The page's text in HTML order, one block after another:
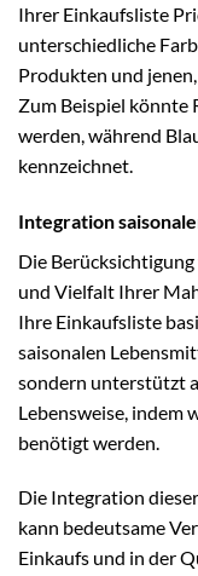
Ihrer Einkaufsliste
unterschiedliche
Produkten und
Zum Beispiel könnte
werden, während
kennzeichnet.
Integration
Die
und Vielfalt Ihrer
Ihre Einkaufsliste
saisonalen
sondern unterstützt
Lebensweise, indem
benötigt werden.
Die Integration
kann bedeutsame
Einkaufs und in der